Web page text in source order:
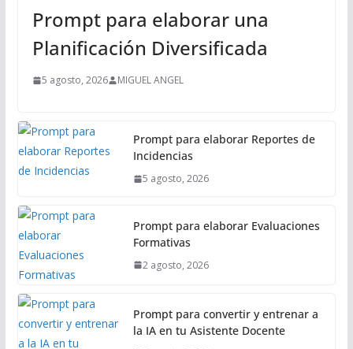
Prompt para elaborar una
Planificación Diversificada
5 agosto, 2026 MIGUEL ANGEL
Prompt para elaborar Reportes de
Incidencias
5 agosto, 2026
Prompt para elaborar Evaluaciones
Formativas
2 agosto, 2026
Prompt para convertir y entrenar a
la IA en tu Asistente Docente